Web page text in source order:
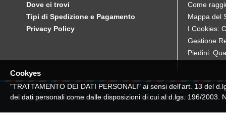
Dove ci trovi
Tipi di Spedizione e Pagamento
Privacy Policy
Come
Mappa del
I Cookies:
Gestione
Piedini:
Copyright © 2019, store.candiotto.eu , Tutti diritti riservati
Cookyes
"TRATTAMENTO DEI DATI PERSONALI" ai sensi dell'art. 13 del
dei dati personali come dalle disposizioni di cui al d.lgs. 196/2003.